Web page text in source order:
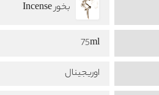
بخور Incense
75ml
اوریجینال